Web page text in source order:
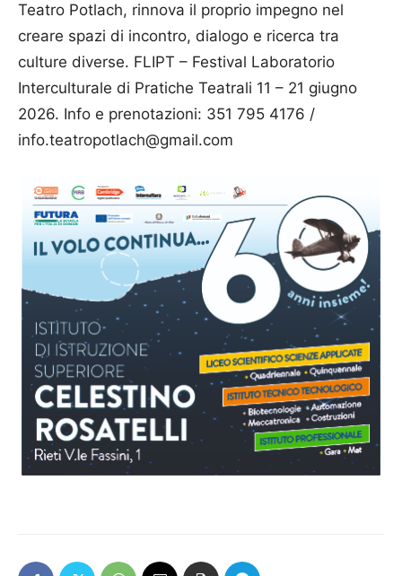
Teatro Potlach, rinnova il proprio impegno nel
creare spazi di incontro, dialogo e ricerca tra
culture diverse. FLIPT – Festival Laboratorio
Interculturale di Pratiche Teatrali 11 – 21 giugno
2026. Info e prenotazioni: 351 795 4176 /
info.teatropotlach@gmail.com